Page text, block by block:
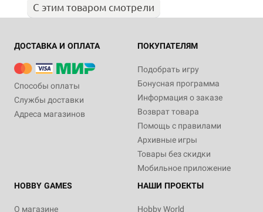
С этим товаром смотрели
ДОСТАВКА И ОПЛАТА
Способы оплаты
Службы доставки
Адреса магазинов
ПОКУПАТЕЛЯМ
Подобрать игру
Бонусная программа
Информация о заказе
Возврат товара
Помощь с правилами
Архивные игры
Товары без скидки
Мобильное приложение
HOBBY GAMES
О магазине
НАШИ ПРОЕКТЫ
Hobby World